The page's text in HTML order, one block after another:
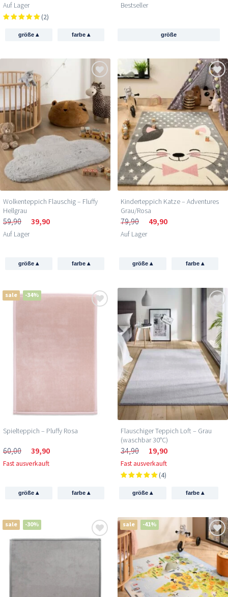
Auf Lager
(2)
größe▴ farbe ▴
Bestseller
größe
Wolkenteppich Flauschig – Fluffy
Hellgrau
59,90 39,90
Auf Lager
größe▴ farbe ▴
Kinderteppich Katze – Adventures
Grau/Rosa
79,90 49,90
Auf Lager
größe▴ farbe ▴
sale -34%
Spielteppich – Pluffy Rosa
60,00 39,90
Fast ausverkauft
größe▴ farbe ▴
Flauschiger Teppich Loft – Grau
(waschbar 30°C)
34,90 19,90
Fast ausverkauft
(4)
größe▴ farbe ▴
sale -30% sale -41%